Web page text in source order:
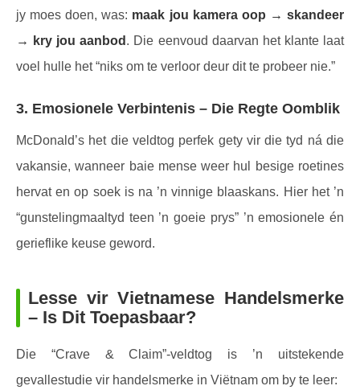
jy moes doen, was: maak jou kamera oop → skandeer
→ kry jou aanbod . Die eenvoud daarvan het klante laat
voel hulle het “niks om te verloor deur dit te probeer nie.”
3. Emosionele Verbintenis – Die Regte Oomblik
McDonald’s het die veldtog perfek gety vir die tyd ná die
vakansie, wanneer baie mense weer hul besige roetines
hervat en op soek is na ’n vinnige blaaskans. Hier het ’n
“gunstelingmaaltyd teen ’n goeie prys” ’n emosionele én
gerieflike keuse geword.
Lesse vir Vietnamese Handelsmerke
– Is Dit Toepasbaar?
Die “Crave & Claim”-veldtog is ’n uitstekende
gevallestudie vir handelsmerke in Viëtnam om by te leer: